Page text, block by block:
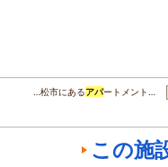
…松市にあるアパートメント…
この施